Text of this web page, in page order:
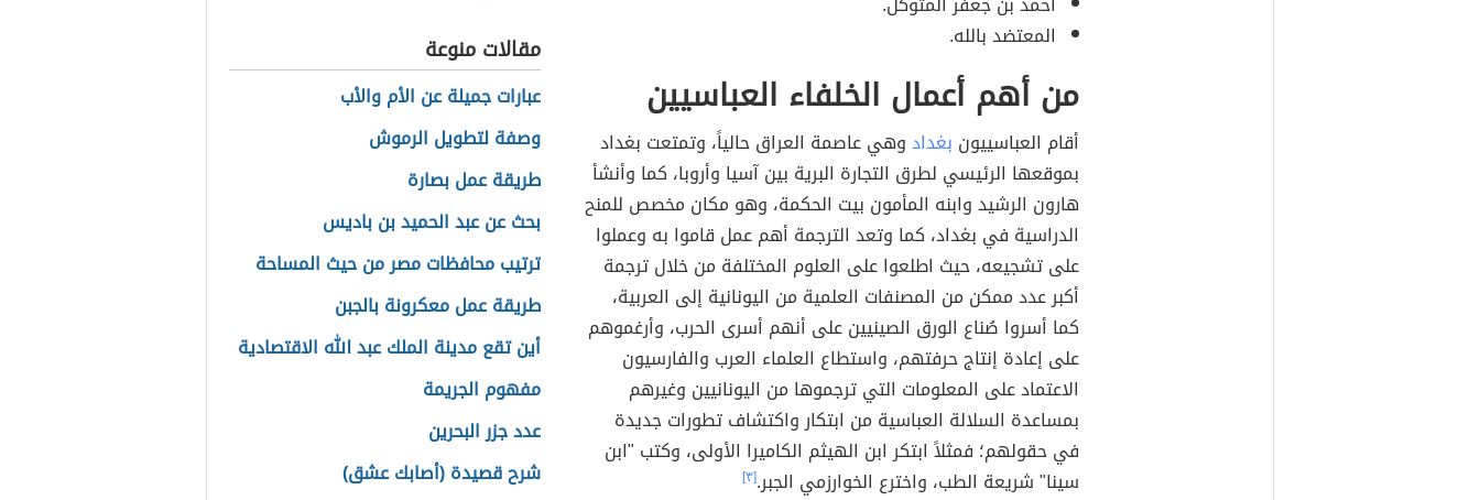
المعتضد بالله.
من أهم أعمال الخلفاء العباسيين
أقام العباسييون بغدادوهي عاصمة العراق حالياً، وتمتعت بغداد
بموقعها الرئيسي لطرق التجارة البرية بين آسيا وأروبا، كما وأنشأ
هارون الرشيد وابنه المأمون بيت الحكمة، وهو مكان مخصص للمنح
الدراسية في بغداد، كما وتعد الترجمة أهم عمل قاموا به وعملوا
على تشجيعه، حيث اطلعوا على العلوم المختلفة من خلال ترجمة
أكبر عدد ممكن من المصنفات العلمية من اليونانية إلى العربية،
كما أسروا صُناع الورق الصينيين على أنهم أسرى الحرب، وأرغموهم
على إعادة إنتاج حرفتهم، واستطاع العلماء العرب والفارسيون
الاعتماد على المعلومات التي ترجموها من اليونانيين وغيرهم
بمساعدة السلالة العباسية من ابتكار واكتشاف تطورات جديدة
في حقولهم؛ فمثلاً ابتكر ابن الهيثم الكاميرا الأولى، وكتب "ابن
سينا" شريعة الطب، واخترع الخوارزمي الجبر.[٣]
مقالات منوعة
عبارات جميلة عن الأم والأب
وصفة لتطويل الرموش
طريقة عمل بصارة
بحث عن عبد الحميد بن باديس
ترتيب محافظات مصر من حيث المساحة
طريقة عمل معكرونة بالجبن
أين تقع مدينة الملك عبد الله الاقتصادية
مفهوم الجريمة
عدد جزر البحرين
شرح قصيدة (أصابك عشق)